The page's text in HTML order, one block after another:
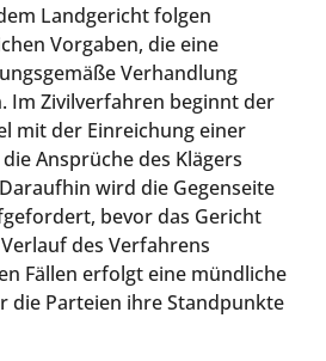
Landgericht folgen
Vorgaben, die eine
Verhandlung
Im Zivilverfahren beginnt der
mit der Einreichung einer
Ansprüche des Klägers
wird die Gegenseite
bevor das Gericht
des Verfahrens
Fällen erfolgt eine mündliche
die Parteien ihre Standpunkte